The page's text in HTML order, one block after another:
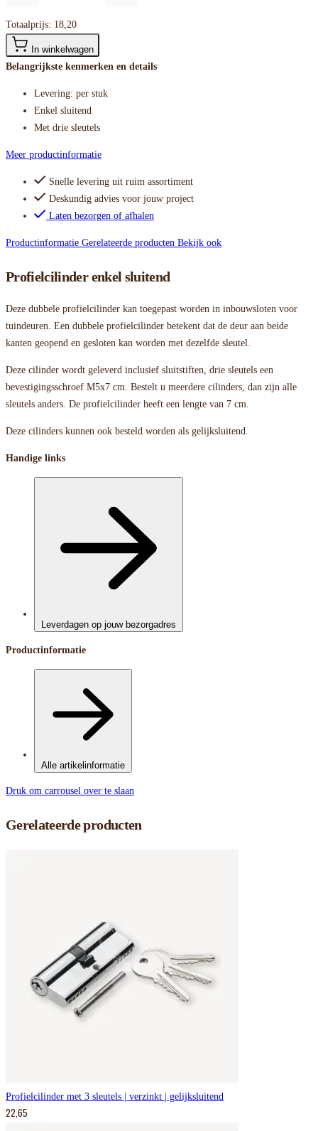
Totaalprijs: 18,20
In winkelwagen
Belangrijkste kenmerken en details
Levering: per stuk
Enkel sluitend
Met drie sleutels
Meer productinformatie
Snelle levering uit ruim assortiment
Deskundig advies voor jouw project
Laten bezorgen of afhalen
Productinformatie Gerelateerde producten Bekijk ook
Profielcilinder enkel sluitend
Deze dubbele profielcilinder kan toegepast worden in inbouwsloten voor
tuindeuren. Een dubbele profielcilinder betekent dat de deur aan beide
kanten geopend en gesloten kan worden met dezelfde sleutel.
Deze cilinder wordt geleverd inclusief sluitstiften, drie sleutels een
bevestigingsschroef M5x7 cm. Bestelt u meerdere cilinders, dan zijn alle
sleutels anders. De profielcilinder heeft een lengte van 7 cm.
Deze cilinders kunnen ook besteld worden als gelijksluitend.
Handige links
Leverdagen op jouw bezorgadres
Productinformatie
Alle artikelinformatie
Druk om carrousel over te slaan
Gerelateerde producten
Profielcilinder met 3 sleutels | verzinkt | gelijksluitend
22,65